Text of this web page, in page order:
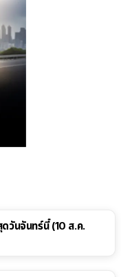
วันจันทร์นี้ (10 ส.ค.